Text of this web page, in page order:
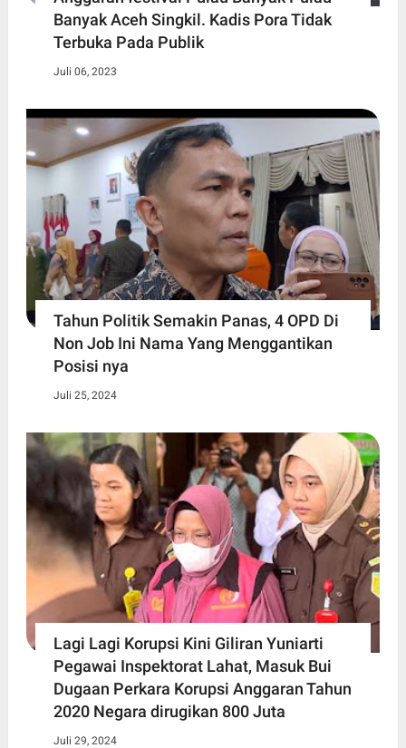
Banyak Aceh Singkil. Kadis Pora Tidak
Terbuka Pada Publik
Juli 06, 2023
Tahun Politik Semakin Panas, 4 OPD Di
Non Job Ini Nama Yang Menggantikan
Posisi nya
Juli 25, 2024
Lagi Lagi Korupsi Kini Giliran Yuniarti
Pegawai Inspektorat Lahat, Masuk Bui
Dugaan Perkara Korupsi Anggaran Tahun
2020 Negara dirugikan 800 Juta
Juli 29, 2024